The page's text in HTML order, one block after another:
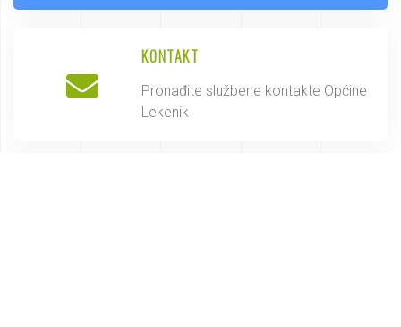
KONTAKT
Pronađite službene kontakte Općine
Lekenik